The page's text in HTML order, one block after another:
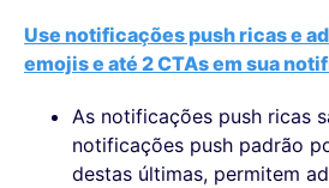
Use notificações push ricas e
emojis e até 2 CTAs em sua
As notificações push ricas
notificações push padrão
destas últimas, permitem